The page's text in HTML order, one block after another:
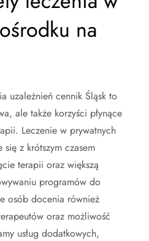
na
uzależnień cennik Śląsk to
ale także korzyści płynące
Leczenie w prywatnych
z krótszym czasem
terapii oraz większą
programów do
osób docenia również
oraz możliwość
usług dodatkowych,